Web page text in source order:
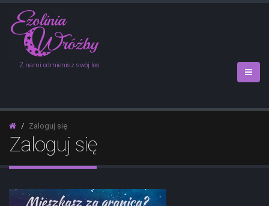
Z nami odmienisz swój los
Zaloguj się
Zaloguj się